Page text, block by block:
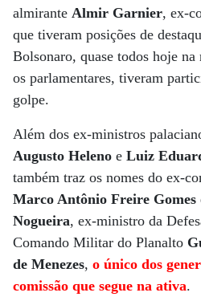
almirante Almir Garnier, ex-
que tiveram posições de
Bolsonaro, quase todos hoje na
os parlamentares, tiveram
golpe.
Além dos ex-ministros
Augusto Heleno e Luiz
também traz os nomes do ex-
Marco Antônio Freire Gomes
Nogueira, ex-ministro da
Comando Militar do Planalto
de Menezes, o único dos
comissão que segue na ativa.